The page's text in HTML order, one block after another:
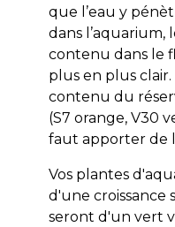
que l’eau y
dans l’aquarium,
contenu dans le
plus en plus
contenu du
(S7 orange, V30
faut apporter de
Vos plantes
d'une croissance
seront d'un vert